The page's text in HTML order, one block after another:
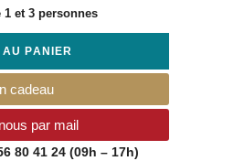
1 et 3 personnes
PANIER
cadeau
par mail
80 41 24(09h – 17h)